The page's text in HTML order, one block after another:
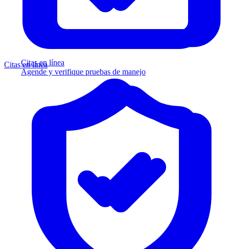
Citas en línea
Agende y verifique pruebas de manejo
Citas en línea